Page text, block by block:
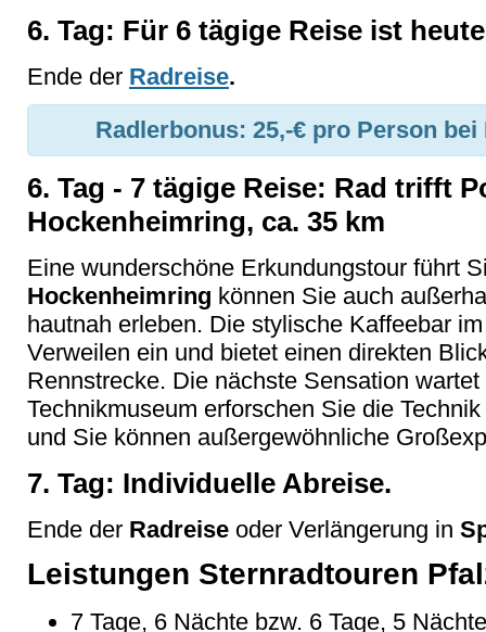
6. Tag: Für 6 tägige Reise ist
Ende der Radreise.
Radlerbonus: 25,-€ pro Person
6. Tag - 7 tägige Reise: Rad trifft
Hockenheimring, ca. 35 km
Eine wunderschöne Erkundungstour führt
Hockenheimring können Sie auch
hautnah erleben. Die stylische Kaffeebar
Verweilen ein und bietet einen direkten
Rennstrecke. Die nächste Sensation
Technikmuseum erforschen Sie die
und Sie können außergewöhnliche
7. Tag: Individuelle Abreise.
Ende der Radreise oder Verlängerung in
Leistungen Sternradtouren
7 Tage, 6 Nächte bzw. 6 Tage, 5